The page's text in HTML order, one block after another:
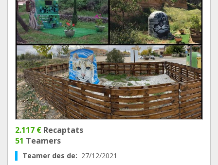
2.117 € Recaptats
51 Teamers
Teamer des de: 27/12/2021